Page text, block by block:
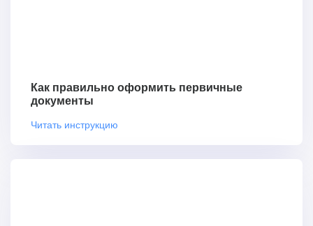
Как правильно оформить первичные
документы
Читать инструкцию